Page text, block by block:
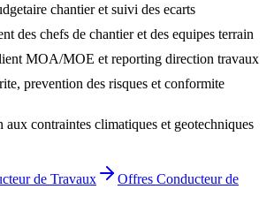
chantier et suivi des ecarts
des chefs de chantier et des equipes terrain
MOA/MOE et reporting direction travaux
prevention des risques et conformite
aux contraintes climatiques et geotechniques
de Travaux Offres Conducteur de